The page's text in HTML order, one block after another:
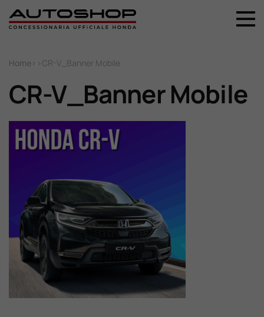
+39 044 496 5556
Home
Nuovo
Usato
Assistenza
Ricambi
Valuta Il Tuo Usato
Home > > CR-V_Banner Mobile
CR-V_Banner Mobile